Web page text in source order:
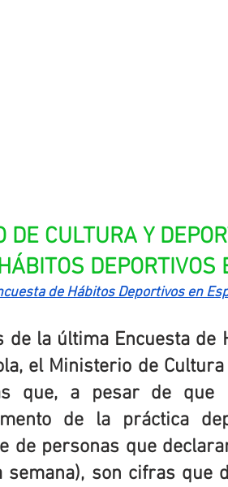
DE CULTURA Y
de Hábitos Deportivos en
de la última Encuesta de
el Ministerio de
que, a pesar de que
de la práctica
de personas que
semana), son cifras que